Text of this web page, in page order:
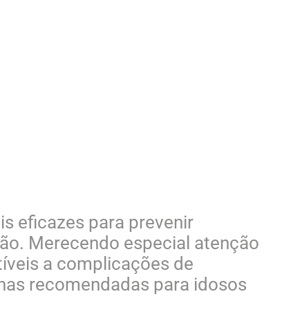
eficazes para prevenir
Merecendo especial atenção
a complicações de
recomendadas para idosos